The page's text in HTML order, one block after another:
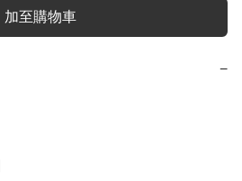
加至購物車
−